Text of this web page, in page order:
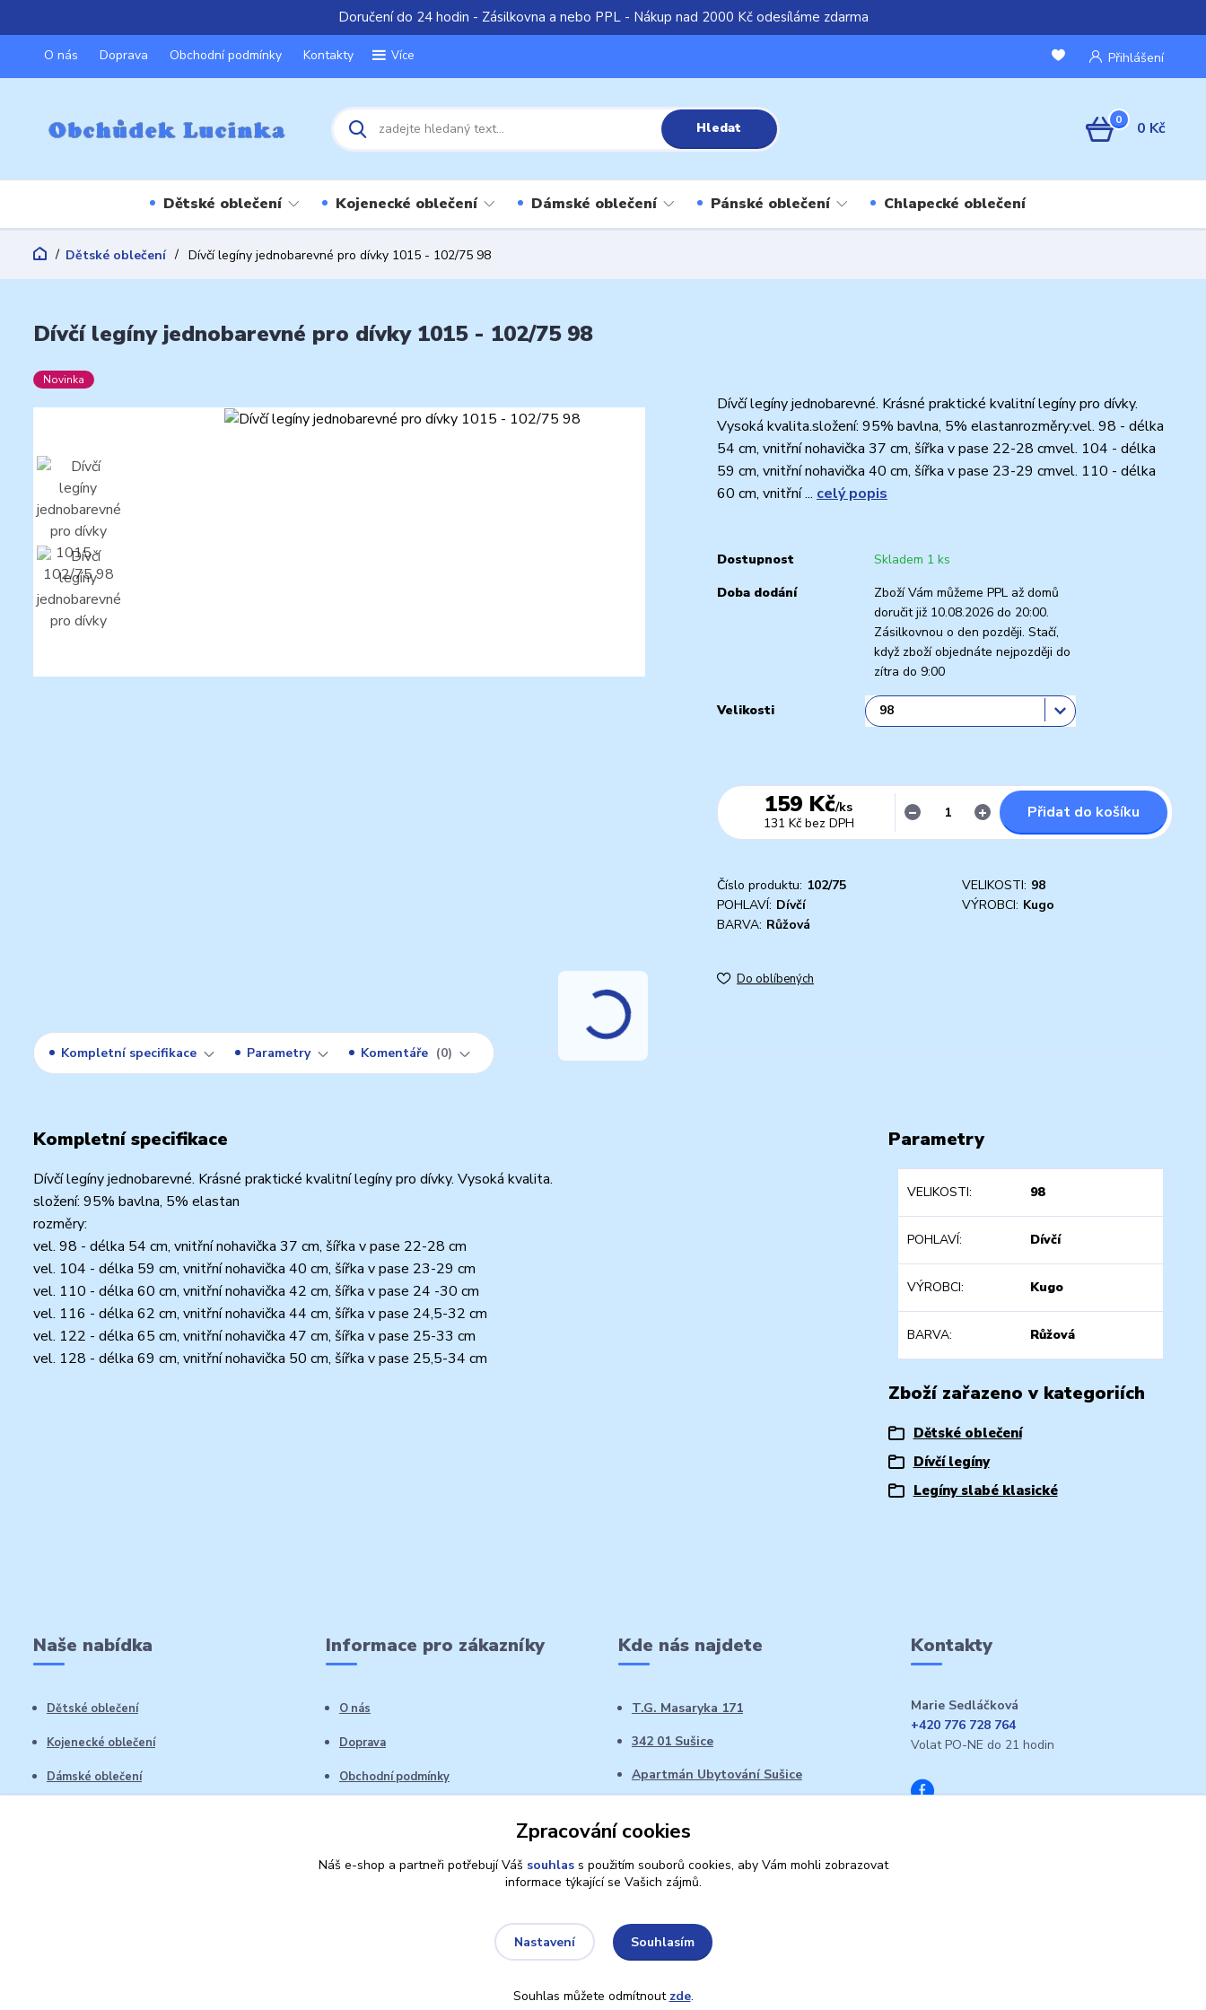
Doručení do 24 hodin - Zásilkovna a nebo PPL - Nákup nad 2000 Kč odesíláme zdarma
O nás Doprava Obchodní podmínky Kontakty Více Přihlášení
Hledat 0 0 Kč
Dětské oblečení Kojenecké oblečení Dámské oblečení Pánské oblečení Chlapecké oblečení
Dětské oblečení Dívčí legíny jednobarevné pro dívky 1015 - 102/75 98
Dívčí legíny jednobarevné pro dívky 1015 - 102/75 98
Novinka
Dívčí legíny jednobarevné. Krásné praktické kvalitní legíny pro dívky.
Vysoká kvalita.složení: 95% bavlna, 5% elastanrozměry:vel. 98 - délka
54 cm, vnitřní nohavička 37 cm, šířka v pase 22-28 cmvel. 104 - délka
59 cm, vnitřní nohavička 40 cm, šířka v pase 23-29 cmvel. 110 - délka
60 cm, vnitřní ... celý popis
Dostupnost
Skladem 1 ks
Doba dodání
Zboží Vám můžeme PPL až domů
doručit již 10.08.2026 do 20:00.
Zásilkovnou o den později. Stačí,
když zboží objednáte nejpozději do
zítra do 9:00
Velikosti
159 Kč/ks
131 Kč bez DPH
Přidat do košíku
Číslo produktu: 102/75 VELIKOSTI: 98
POHLAVÍ: Dívčí VÝROBCI: Kugo
BARVA: Růžová
Do oblíbených
Kompletní specifikace Parametry Komentáře 0
Kompletní specifikace
Dívčí legíny jednobarevné. Krásné praktické kvalitní legíny pro dívky. Vysoká kvalita.
složení: 95% bavlna, 5% elastan
rozměry:
vel. 98 - délka 54 cm, vnitřní nohavička 37 cm, šířka v pase 22-28 cm
vel. 104 - délka 59 cm, vnitřní nohavička 40 cm, šířka v pase 23-29 cm
vel. 110 - délka 60 cm, vnitřní nohavička 42 cm, šířka v pase 24 -30 cm
vel. 116 - délka 62 cm, vnitřní nohavička 44 cm, šířka v pase 24,5-32 cm
vel. 122 - délka 65 cm, vnitřní nohavička 47 cm, šířka v pase 25-33 cm
vel. 128 - délka 69 cm, vnitřní nohavička 50 cm, šířka v pase 25,5-34 cm
Parametry
VELIKOSTI 98
POHLAVÍ Dívčí
VÝROBCI Kugo
BARVA Růžová
Zboží zařazeno v kategoriích
Dětské oblečení
Dívčí legíny
Legíny slabé klasické
Naše nabídka
Dětské oblečení
Kojenecké oblečení
Dámské oblečení
Informace pro zákazníky
O nás
Doprava
Obchodní podmínky
Kde nás najdete
T.G. Masaryka 171
342 01 Sušice
Apartmán Ubytování Sušice
Kontakty
Marie Sedláčková
+420 776 728 764
Volat PO-NE do 21 hodin
Zpracování cookies
Náš e-shop a partneři potřebují Váš souhlass použitím souborů cookies, aby Vám mohli zobrazovat
informace týkající se Vašich zájmů.
Nastavení Souhlasím
Souhlas můžete odmítnout zde.